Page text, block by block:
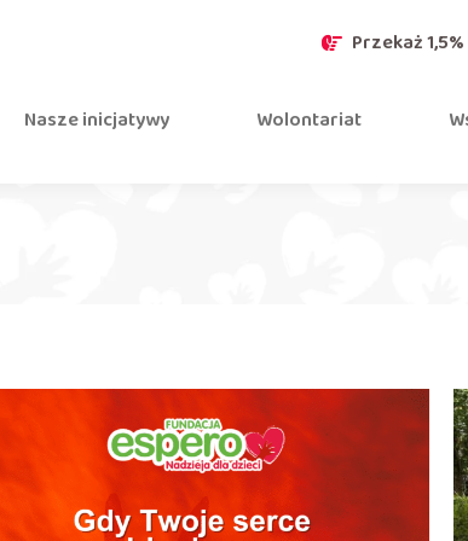
Przekaż
Nasze inicjatywy Wolontariat